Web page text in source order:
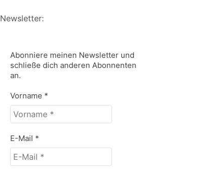
Newsletter:
Abonniere meinen Newsletter und
schließe dich anderen Abonnenten
an.
Vorname *
E-Mail *